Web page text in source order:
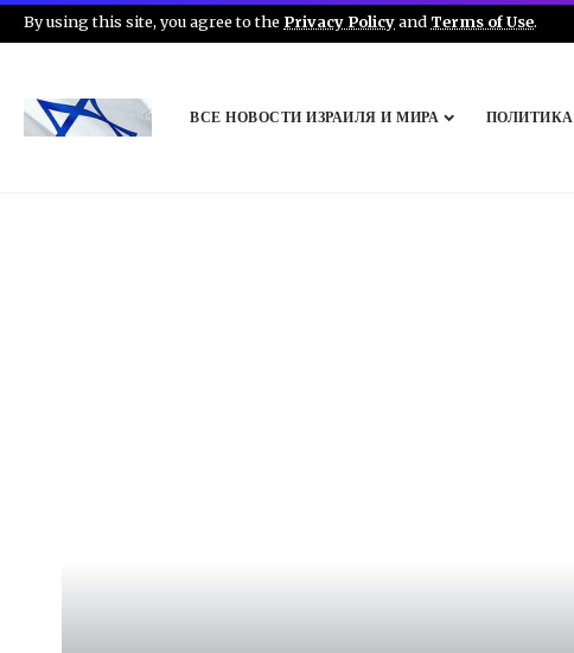
By using this site, you agree to the Privacy Policyand Terms of Use.
ВСЕ НОВОСТИ ИЗРАИЛЯ И МИРА ПОЛИТИКА